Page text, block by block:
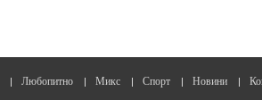
Любопитно Микс Спорт Новини